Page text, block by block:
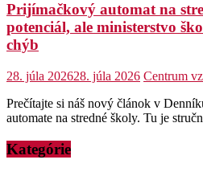
Prijímačkový automat na
potenciál, ale ministerstvo
chýb
28. júla 202628. júla 2026 Centrum
Prečítajte si náš nový článok v
automate na stredné školy. Tu je
Kategórie